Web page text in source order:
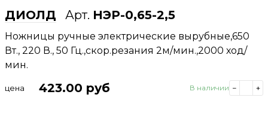
ДИОЛД Арт. НЭР-0,65-2,5
Ножницы ручные электрические вырубные,650
Вт., 220 В., 50 Гц.,скор.резания 2м/мин.,2000 ход/
мин.
цена 423.00 руб В наличии